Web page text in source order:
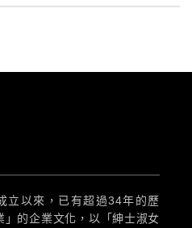
立以來，已有超過34年的歷
」的企業文化，以「紳士淑女